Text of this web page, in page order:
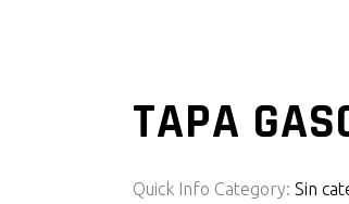
TAPA
Quick Info Category: Sin